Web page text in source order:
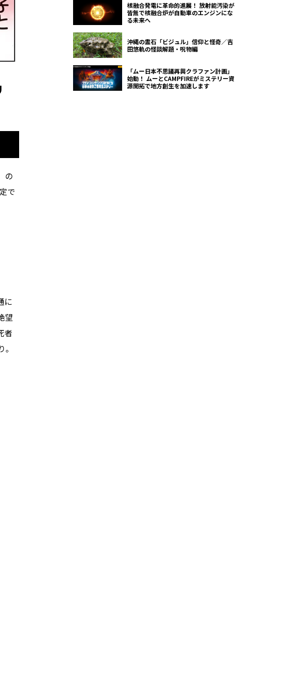
の
で
に
望
者
核融合発電に革命的進展！ 放射能汚染が
皆無で核融合炉が自動車のエンジンにな
る未来へ
沖縄の霊石「ビジュル」信仰と怪奇／吉
田悠軌の怪談解題・呪物編
「ムー日本不思議再興クラファン計画」
始動！ ムーとCAMPFIREがミステリー資
源開拓で地方創生を加速します